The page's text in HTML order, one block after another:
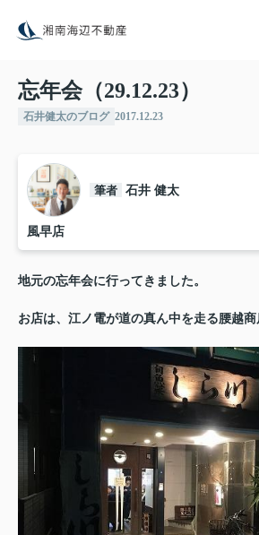
忘年会（29.12.23）
石井健太のブログ 2017.12.23
筆者 石井 健太
風早店
地元の忘年会に行ってきました。
お店は、江ノ電が道の真ん中を走る腰越